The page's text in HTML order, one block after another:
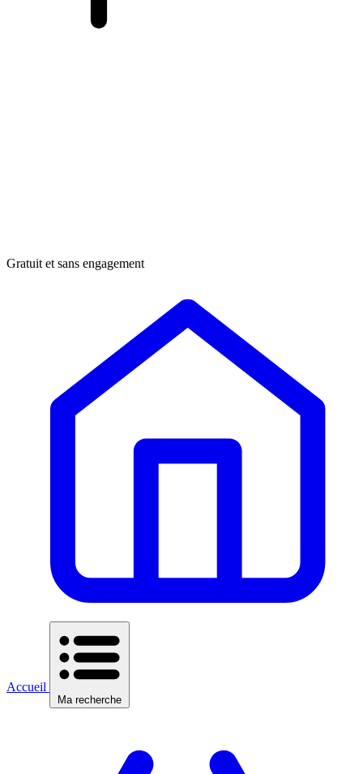
Gratuit et sans engagement
Accueil
Ma recherche